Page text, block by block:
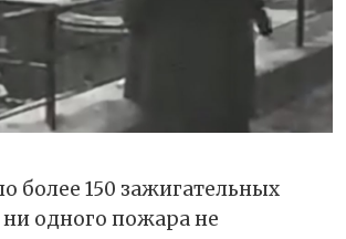
более 150 зажигательных
одного пожара не